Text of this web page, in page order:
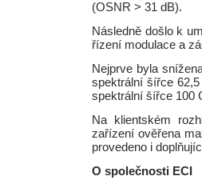
(OSNR > 31 dB).
Následně došlo k
řízení modulace a
Nejprve byla
spektrální šířce
spektrální šířce 100
Na klientském
zařízení ověřena
provedeno i
O společnosti ECI